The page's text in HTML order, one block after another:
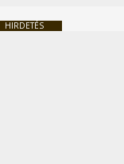
HIRDETÉS